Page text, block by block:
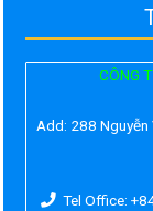
CÔNG
Add: 288 Nguyễn
Tel Office: